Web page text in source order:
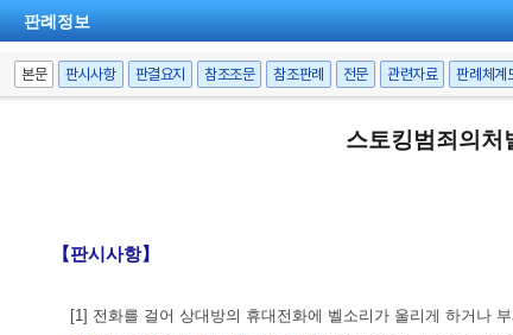
판례정보
본문 판시사항 판결요지 참조조문 참조판례 전문 관련자료 판례체계
스토킹범죄의처
【판시사항】
[1] 전화를 걸어 상대방의 휴대전화에 벨소리가 울리게 하거나